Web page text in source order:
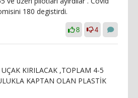
180 degistirdi.
8 4
KIRILACAK ,TOPLAM 4-5
KAPTAN OLAN PLASTİK